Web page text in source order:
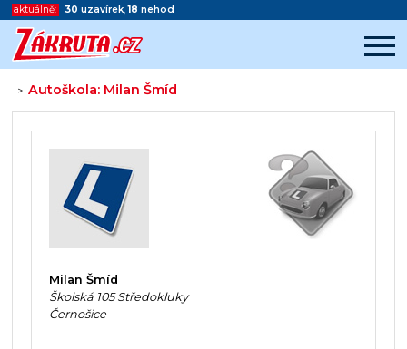
aktuálně: 30 uzavírek,18 nehod
>Autoškola: Milan Šmíd
Začátek reklamy
Konec reklamy
Milan Šmíd
Školská 105 Středokluky
Černošice